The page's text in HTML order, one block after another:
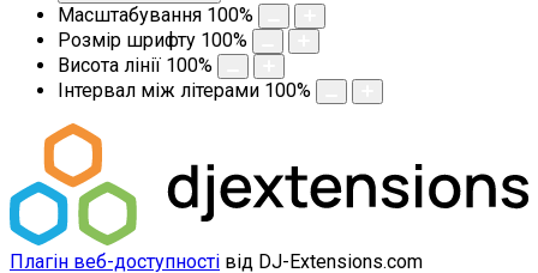
Масштабування 100%
Розмір шрифту 100%
Висота лінії 100%
Інтервал між літерами 100%
Плагін веб-доступності від DJ-Extensions.com